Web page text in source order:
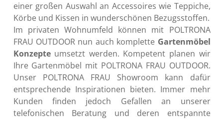
einer großen Auswahl an Accessoires wie Teppiche,
Körbe und Kissen in wunderschönen Bezugsstoffen.
Im privaten Wohnumfeld können mit POLTRONA
FRAU OUTDOOR nun auch komplette Gartenmöbel
Konzepte umsetzt werden. Kompetent planen wir
Ihre Gartenmöbel mit POLTRONA FRAU OUTDOOR.
Unser POLTRONA FRAU Showroom kann dafür
entsprechende Inspirationen bieten. Immer mehr
Kunden finden jedoch Gefallen an unserer
telefonischen Beratung und deren entspannte